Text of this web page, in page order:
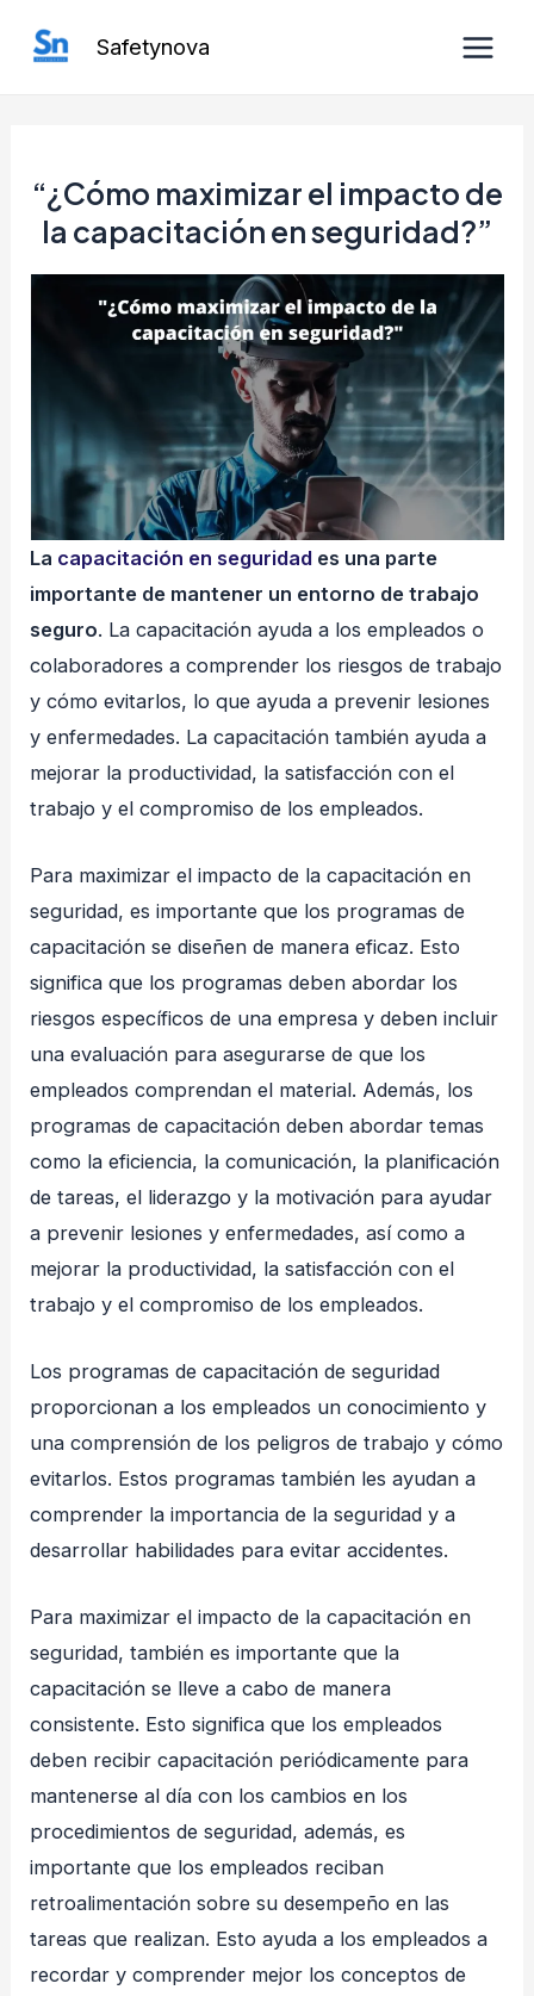
Safetynova
“¿Cómo maximizar el impacto de
la capacitación en seguridad?”
La capacitación en seguridad es una parte
importante de mantener un entorno de trabajo
seguro. La capacitación ayuda a los empleados o
colaboradores a comprender los riesgos de trabajo
y cómo evitarlos, lo que ayuda a prevenir lesiones
y enfermedades. La capacitación también ayuda a
mejorar la productividad, la satisfacción con el
trabajo y el compromiso de los empleados.
Para maximizar el impacto de la capacitación en
seguridad, es importante que los programas de
capacitación se diseñen de manera eficaz. Esto
significa que los programas deben abordar los
riesgos específicos de una empresa y deben incluir
una evaluación para asegurarse de que los
empleados comprendan el material. Además, los
programas de capacitación deben abordar temas
como la eficiencia, la comunicación, la planificación
de tareas, el liderazgo y la motivación para ayudar
a prevenir lesiones y enfermedades, así como a
mejorar la productividad, la satisfacción con el
trabajo y el compromiso de los empleados.
Los programas de capacitación de seguridad
proporcionan a los empleados un conocimiento y
una comprensión de los peligros de trabajo y cómo
evitarlos. Estos programas también les ayudan a
comprender la importancia de la seguridad y a
desarrollar habilidades para evitar accidentes.
Para maximizar el impacto de la capacitación en
seguridad, también es importante que la
capacitación se lleve a cabo de manera
consistente. Esto significa que los empleados
deben recibir capacitación periódicamente para
mantenerse al día con los cambios en los
procedimientos de seguridad, además, es
importante que los empleados reciban
retroalimentación sobre su desempeño en las
tareas que realizan. Esto ayuda a los empleados a
recordar y comprender mejor los conceptos de